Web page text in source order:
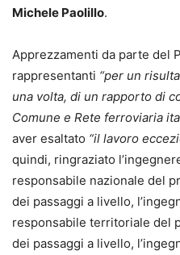
Michele Paolillo.
Apprezzamenti da parte del
rappresentanti “per un
una volta, di un rapporto di
Comune e Rete ferroviaria
aver esaltato “il lavoro
quindi, ringraziato
responsabile nazionale del
dei passaggi a livello,
responsabile territoriale del
dei passaggi a livello,